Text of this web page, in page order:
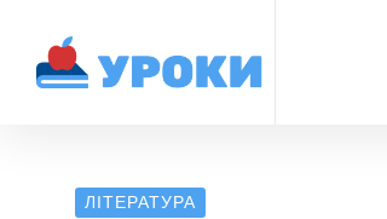
ЛІТЕРАТУРА